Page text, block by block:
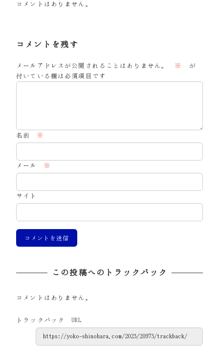
コメントはありません。
コメントを残す
メールアドレスが公開されることはありません。 ※
が
付いている欄は必須項目です
名前 ※
メール ※
サイト
この投稿へのトラックバック
コメントはありません。
トラックバック URL